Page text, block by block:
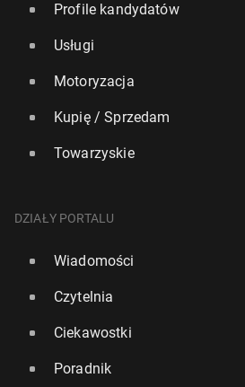
Profile kandydatów
Usługi
Motoryzacja
Kupię / Sprzedam
Towarzyskie
DZIAŁY PORTALU
Wiadomości
Czytelnia
Ciekawostki
Poradnik